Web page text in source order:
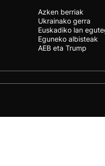
Azken berriak
Ukrainako gerra
Euskadiko lan
Eguneko albisteak
AEB eta Trump